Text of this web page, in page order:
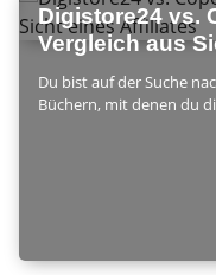
Digistore24 vs.
Vergleich aus
Du bist auf der Suche
Büchern, mit denen du